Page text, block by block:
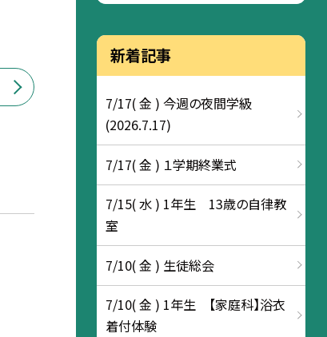
新着記事
7/17( 金 ) 今週の夜間学級
(2026.7.17)
7/17( 金 ) １学期終業式
7/15( 水 ) 1年生 13歳の自律教
室
7/10( 金 ) 生徒総会
7/10( 金 ) 1年生 【家庭科】浴衣
着付体験